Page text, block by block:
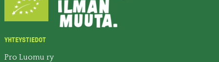
YHTEYSTIEDOT
Pro Luomu ry